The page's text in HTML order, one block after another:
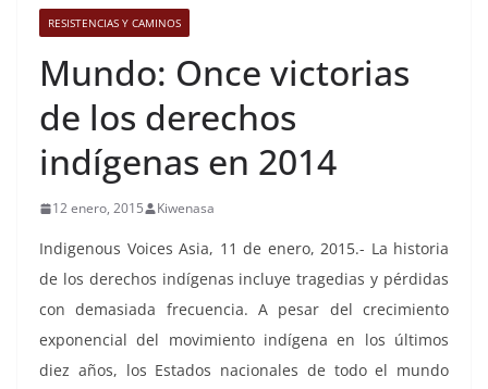
RESISTENCIAS Y CAMINOS
Mundo: Once victorias
de los derechos
indígenas en 2014
12 enero, 2015 Kiwenasa
Indigenous Voices Asia, 11 de enero, 2015.- La historia
de los derechos indígenas incluye tragedias y pérdidas
con demasiada frecuencia. A pesar del crecimiento
exponencial del movimiento indígena en los últimos
diez años, los Estados nacionales de todo el mundo